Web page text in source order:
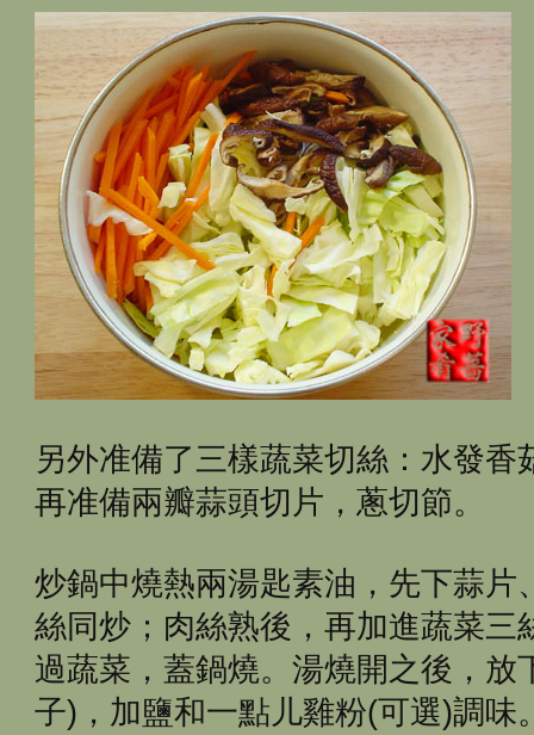
另外准備了三樣蔬菜切絲：水發香
再准備兩瓣蒜頭切片，蔥切節。
炒鍋中燒熱兩湯匙素油，先下蒜片
絲同炒；肉絲熟後，再加進蔬菜三
過蔬菜，蓋鍋燒。湯燒開之後，放
子)，加鹽和一點儿雞粉(可選)調味